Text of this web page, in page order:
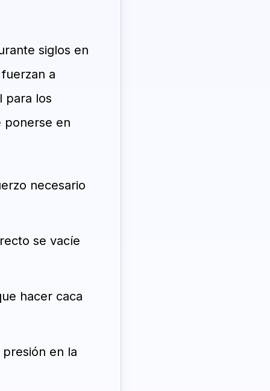
siglos en
a
para los
ponerse en
necesario
se vacíe
hacer caca
en la